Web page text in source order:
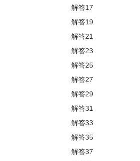
解答17
解答19
解答21
解答23
解答25
解答27
解答29
解答31
解答33
解答35
解答37